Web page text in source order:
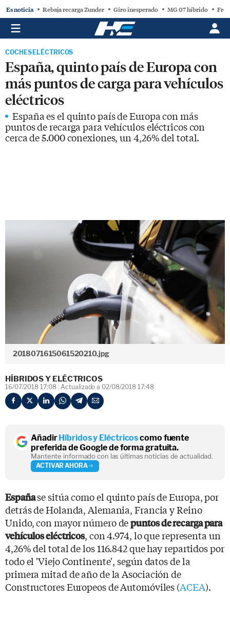
Es noticia Rebaja recarga Zunder Giro inesperado MG 07 híbrido
COCHES ELÉCTRICOS
España, quinto país de Europa con
más puntos de carga para vehículos
eléctricos
España es el quinto país de Europa con más
puntos de recarga para vehículos eléctricos con
cerca de 5.000 conexiones, un 4,26% del total.
2018071615061520210.jpg
HÍBRIDOS Y ELÉCTRICOS
16/07/2018 17:08 Actualizado a 02/08/2018 17:48
AñadirHíbridos y Eléctricoscomo fuente
preferida de Google de forma gratuita.
Mantente informado con las últimas noticias de actualidad.
ACTIVAR AHORA
Españase sitúa como el quinto país de Europa, por
detrás de Holanda, Alemania, Francia y Reino
Unido, con mayor número depuntos de recarga para
vehículos eléctricos, con 4.974, lo que representa un
4,26% del total de los 116.842 que hay repartidos por
todo el 'Viejo Continente', según datos de la
primera mitad de año de la Asociación de
Constructores Europeos de Automóviles (ACEA).